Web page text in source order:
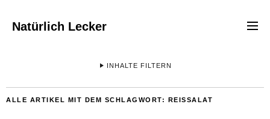
Natürlich Lecker
INHALTE FILTERN
ALLE ARTIKEL MIT DEM SCHLAGWORT: REISSALAT